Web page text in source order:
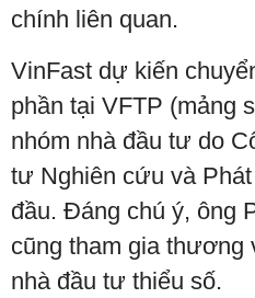
chính liên quan.
VinFast dự kiến
phần tại VFTP (mảng
nhóm nhà đầu tư do
tư Nghiên cứu và
đầu. Đáng chú ý, ông
cũng tham gia thương
nhà đầu tư thiểu số.